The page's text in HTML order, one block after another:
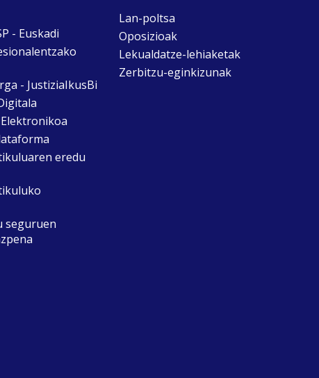
- Euskadi
- JustiziaIkusBi
eredu
seguruen
Lan-poltsa
Oposizioak
Lekualdatze-lehiaketak
Zerbitzu-eginkizunak